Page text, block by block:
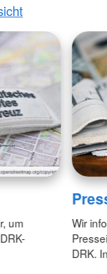
um
Wir
DRK.